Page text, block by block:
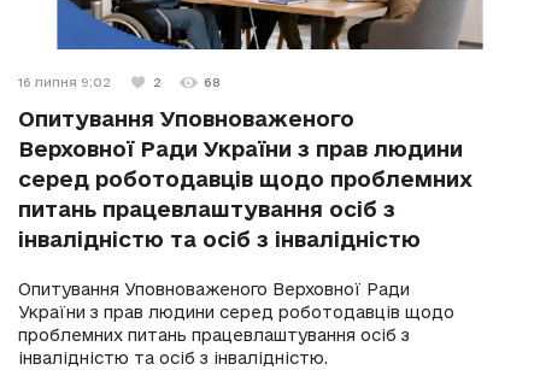
16 липня 9:02 2 68
Опитування Уповноваженого
Верховної Ради України з прав людини
серед роботодавців щодо проблемних
питань працевлаштування осіб з
інвалідністю та осіб з інвалідністю
Опитування Уповноваженого Верховної Ради
України з прав людини серед роботодавців щодо
проблемних питань працевлаштування осіб з
інвалідністю та осіб з інвалідністю.